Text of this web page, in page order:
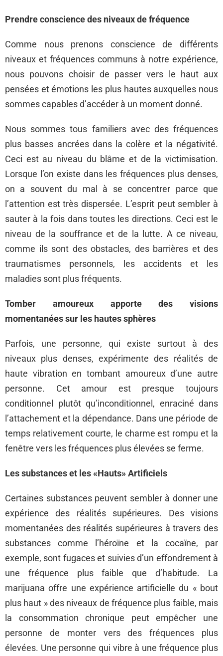
Prendre conscience des niveaux de fréquence
Comme nous prenons conscience de différents
niveaux et fréquences communs à notre expérience,
nous pouvons choisir de passer vers le haut aux
pensées et émotions les plus hautes auxquelles nous
sommes capables d’accéder à un moment donné.
Nous sommes tous familiers avec des fréquences
plus basses ancrées dans la colère et la négativité.
Ceci est au niveau du blâme et de la victimisation.
Lorsque l’on existe dans les fréquences plus denses,
on a souvent du mal à se concentrer parce que
l’attention est très dispersée. L’esprit peut sembler à
sauter à la fois dans toutes les directions. Ceci est le
niveau de la souffrance et de la lutte. A ce niveau,
comme ils sont des obstacles, des barrières et des
traumatismes personnels, les accidents et les
maladies sont plus fréquents.
Tomber amoureux apporte des visions
momentanées sur les hautes sphères
Parfois, une personne, qui existe surtout à des
niveaux plus denses, expérimente des réalités de
haute vibration en tombant amoureux d’une autre
personne. Cet amour est presque toujours
conditionnel plutôt qu’inconditionnel, enraciné dans
l’attachement et la dépendance. Dans une période de
temps relativement courte, le charme est rompu et la
fenêtre vers les fréquences plus élevées se ferme.
Les substances et les «Hauts» Artificiels
Certaines substances peuvent sembler à donner une
expérience des réalités supérieures. Des visions
momentanées des réalités supérieures à travers des
substances comme l’héroïne et la cocaïne, par
exemple, sont fugaces et suivies d’un effondrement à
une fréquence plus faible que d’habitude. La
marijuana offre une expérience artificielle du « bout
plus haut » des niveaux de fréquence plus faible, mais
la consommation chronique peut empêcher une
personne de monter vers des fréquences plus
élevées. Une personne qui vibre à une fréquence plus